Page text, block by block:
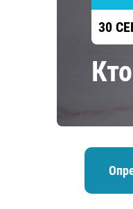
30